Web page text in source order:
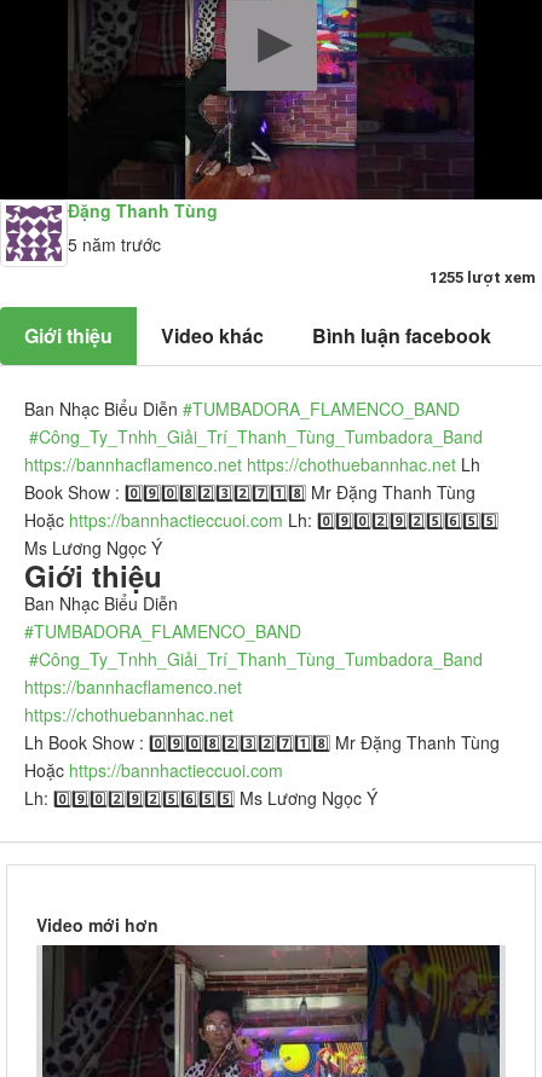
Đặng Thanh Tùng
5 năm trước
1255 lượt xem
Giới thiệu Video khác Bình luận facebook
Ban Nhạc Biểu Diễn #TUMBADORA_FLAMENCO_BAND​​​
#Công_Ty_Tnhh_Giải_Trí_Thanh_Tùng_Tumbadora_Band​​​
https://bannhacflamenco.net​​​ https://chothuebannhac.net​​​ ​ Lh
Book Show : 0️⃣9️⃣0️⃣8️⃣2️⃣3️⃣2️⃣7️⃣1️⃣8️⃣ Mr Đặng Thanh Tùng
Hoặc https://bannhactieccuoi.com​​​ ​ Lh: 0️⃣9️⃣0️⃣2️⃣9️⃣2️⃣5️⃣6️⃣5️⃣5️⃣
Ms Lương Ngọc Ý
Giới thiệu
Ban Nhạc Biểu Diễn
#TUMBADORA_FLAMENCO_BAND​​​
#Công_Ty_Tnhh_Giải_Trí_Thanh_Tùng_Tumbadora_Band​​​
https://bannhacflamenco.net​​​
https://chothuebannhac.net​​​
Lh Book Show : 0️⃣9️⃣0️⃣8️⃣2️⃣3️⃣2️⃣7️⃣1️⃣8️⃣ Mr Đặng Thanh Tùng
Hoặc https://bannhactieccuoi.com​​​
Lh: 0️⃣9️⃣0️⃣2️⃣9️⃣2️⃣5️⃣6️⃣5️⃣5️⃣ Ms Lương Ngọc Ý
Video mới hơn